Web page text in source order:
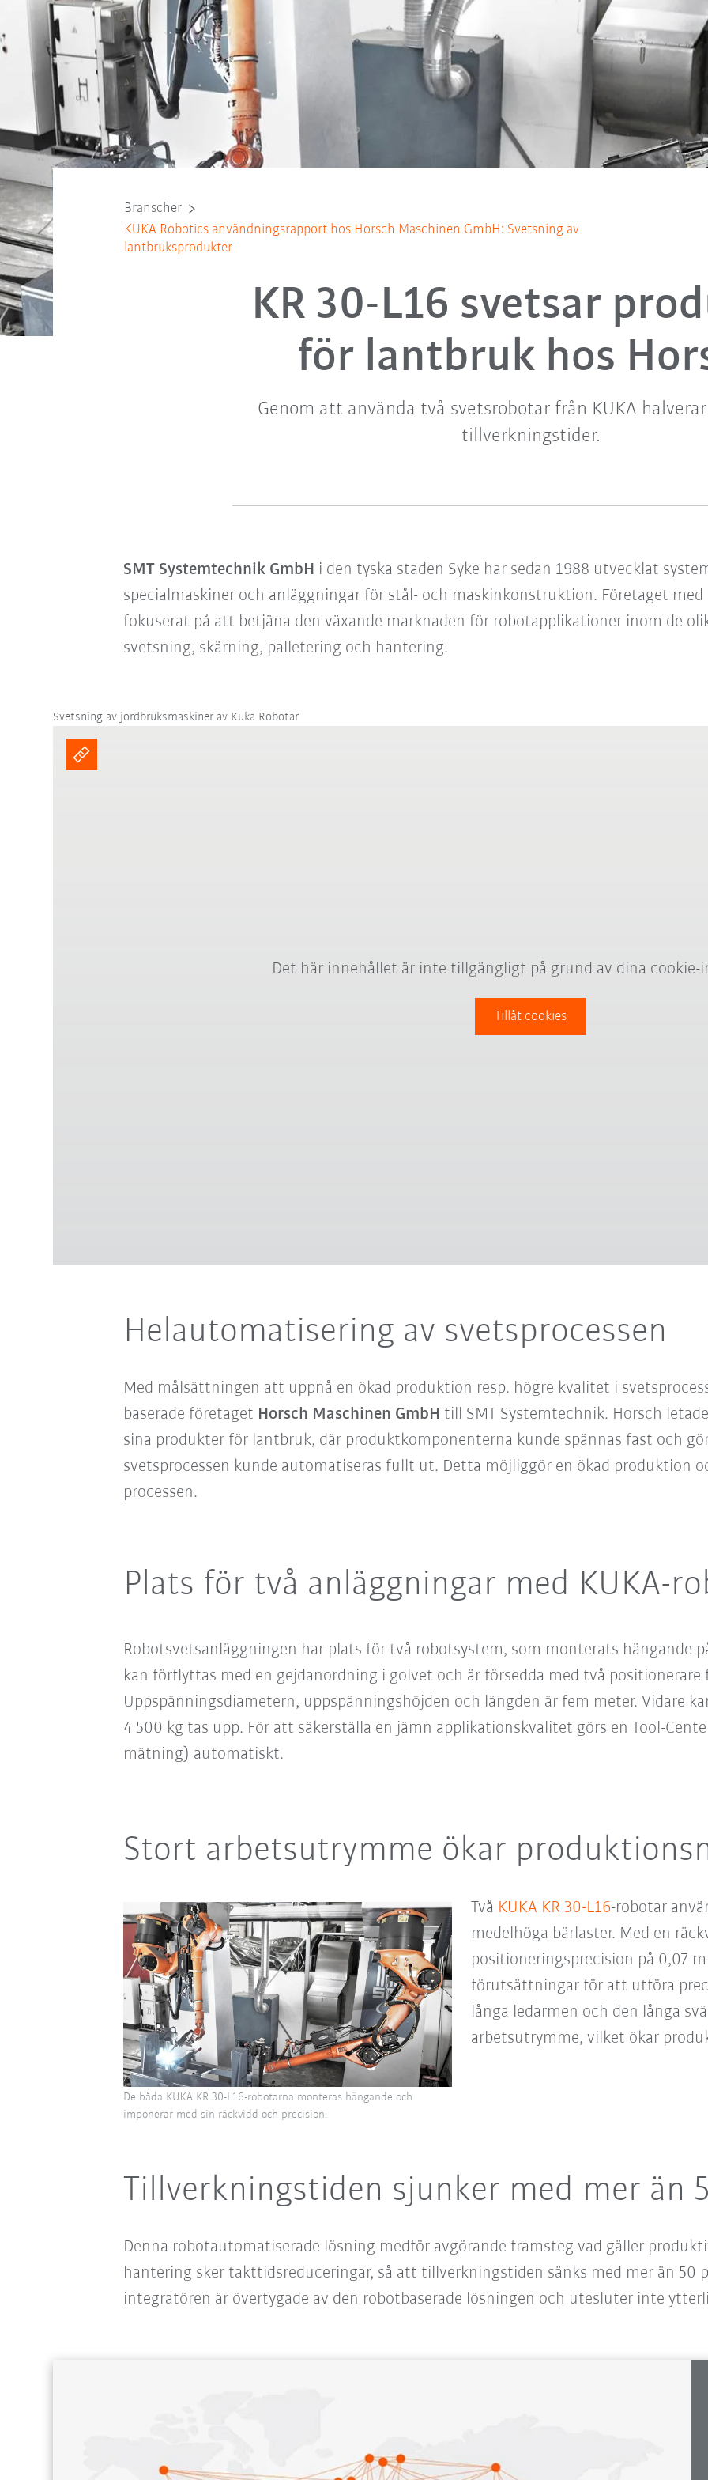
Branscher
KUKA Robotics användningsrapport hos Horsch Maschinen GmbH: Svetsning av
lantbruksprodukter
KR 30-L16 svetsar
för lantbruk hos
Genom att använda två svetsrobotar från KUKA
tillverkningstider.
SMT Systemtechnik GmbH i den tyska staden Syke har sedan 1988 utvecklat
specialmaskiner och anläggningar för stål- och maskinkonstruktion. Företaget
fokuserat på att betjäna den växande marknaden för robotapplikationer inom de
svetsning, skärning, palletering och hantering.
Svetsning av jordbruksmaskiner av Kuka Robotar
Det här innehållet är inte tillgängligt på grund av dina cookie-
Tillåt cookies
Helautomatisering av svetsprocessen
Med målsättningen att uppnå en ökad produktion resp. högre kvalitet i
baserade företaget Horsch Maschinen GmbH till SMT Systemtechnik. Horsch
sina produkter för lantbruk, där produktkomponenterna kunde spännas fast och
svetsprocessen kunde automatiseras fullt ut. Detta möjliggör en ökad produktion
processen.
Plats för två anläggningar med KUKA-
Robotsvetsanläggningen har plats för två robotsystem, som monterats hängande
kan förflyttas med en gejdanordning i golvet och är försedda med två
Uppspänningsdiametern, uppspänningshöjden och längden är fem meter. Vidare
4 500 kg tas upp. För att säkerställa en jämn applikationskvalitet görs en Tool-
mätning) automatiskt.
Stort arbetsutrymme ökar
Två KUKA KR 30-L16-robotar
medelhöga bärlaster. Med en
positioneringsprecision på 0,07
förutsättningar för att utföra
långa ledarmen och den långa
arbetsutrymme, vilket ökar
De båda KUKA KR 30-L16-robotarna monteras hängande och
imponerar med sin räckvidd och precision.
Tillverkningstiden sjunker med mer än
Denna robotautomatiserade lösning medför avgörande framsteg vad gäller
hantering sker takttidsreduceringar, så att tillverkningstiden sänks med mer än 50
integratören är övertygade av den robotbaserade lösningen och utesluter inte